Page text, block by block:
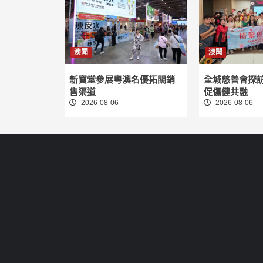
澳聞
新寶堂參展粵澳名優拓闊銷
售渠道
2026-08-06
澳聞
全城慈善會探
促傷健共融
2026-08-06